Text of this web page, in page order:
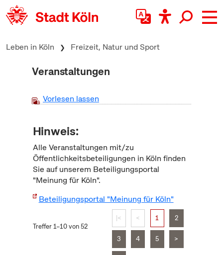
zum Inhalt springen
Leben in Köln Freizeit, Natur und Sport
Veranstaltungen
Vorlesen lassen
Hinweis:
Alle Veranstaltungen mit/zu
Öffentlichkeitsbeteiligungen in Köln finden
Sie auf unserem Beteiligungsportal
"Meinung für Köln".
Beteiligungsportal "Meinung für Köln"
Treffer 1–10 von 52
|< < 1 2
3 4 5 >